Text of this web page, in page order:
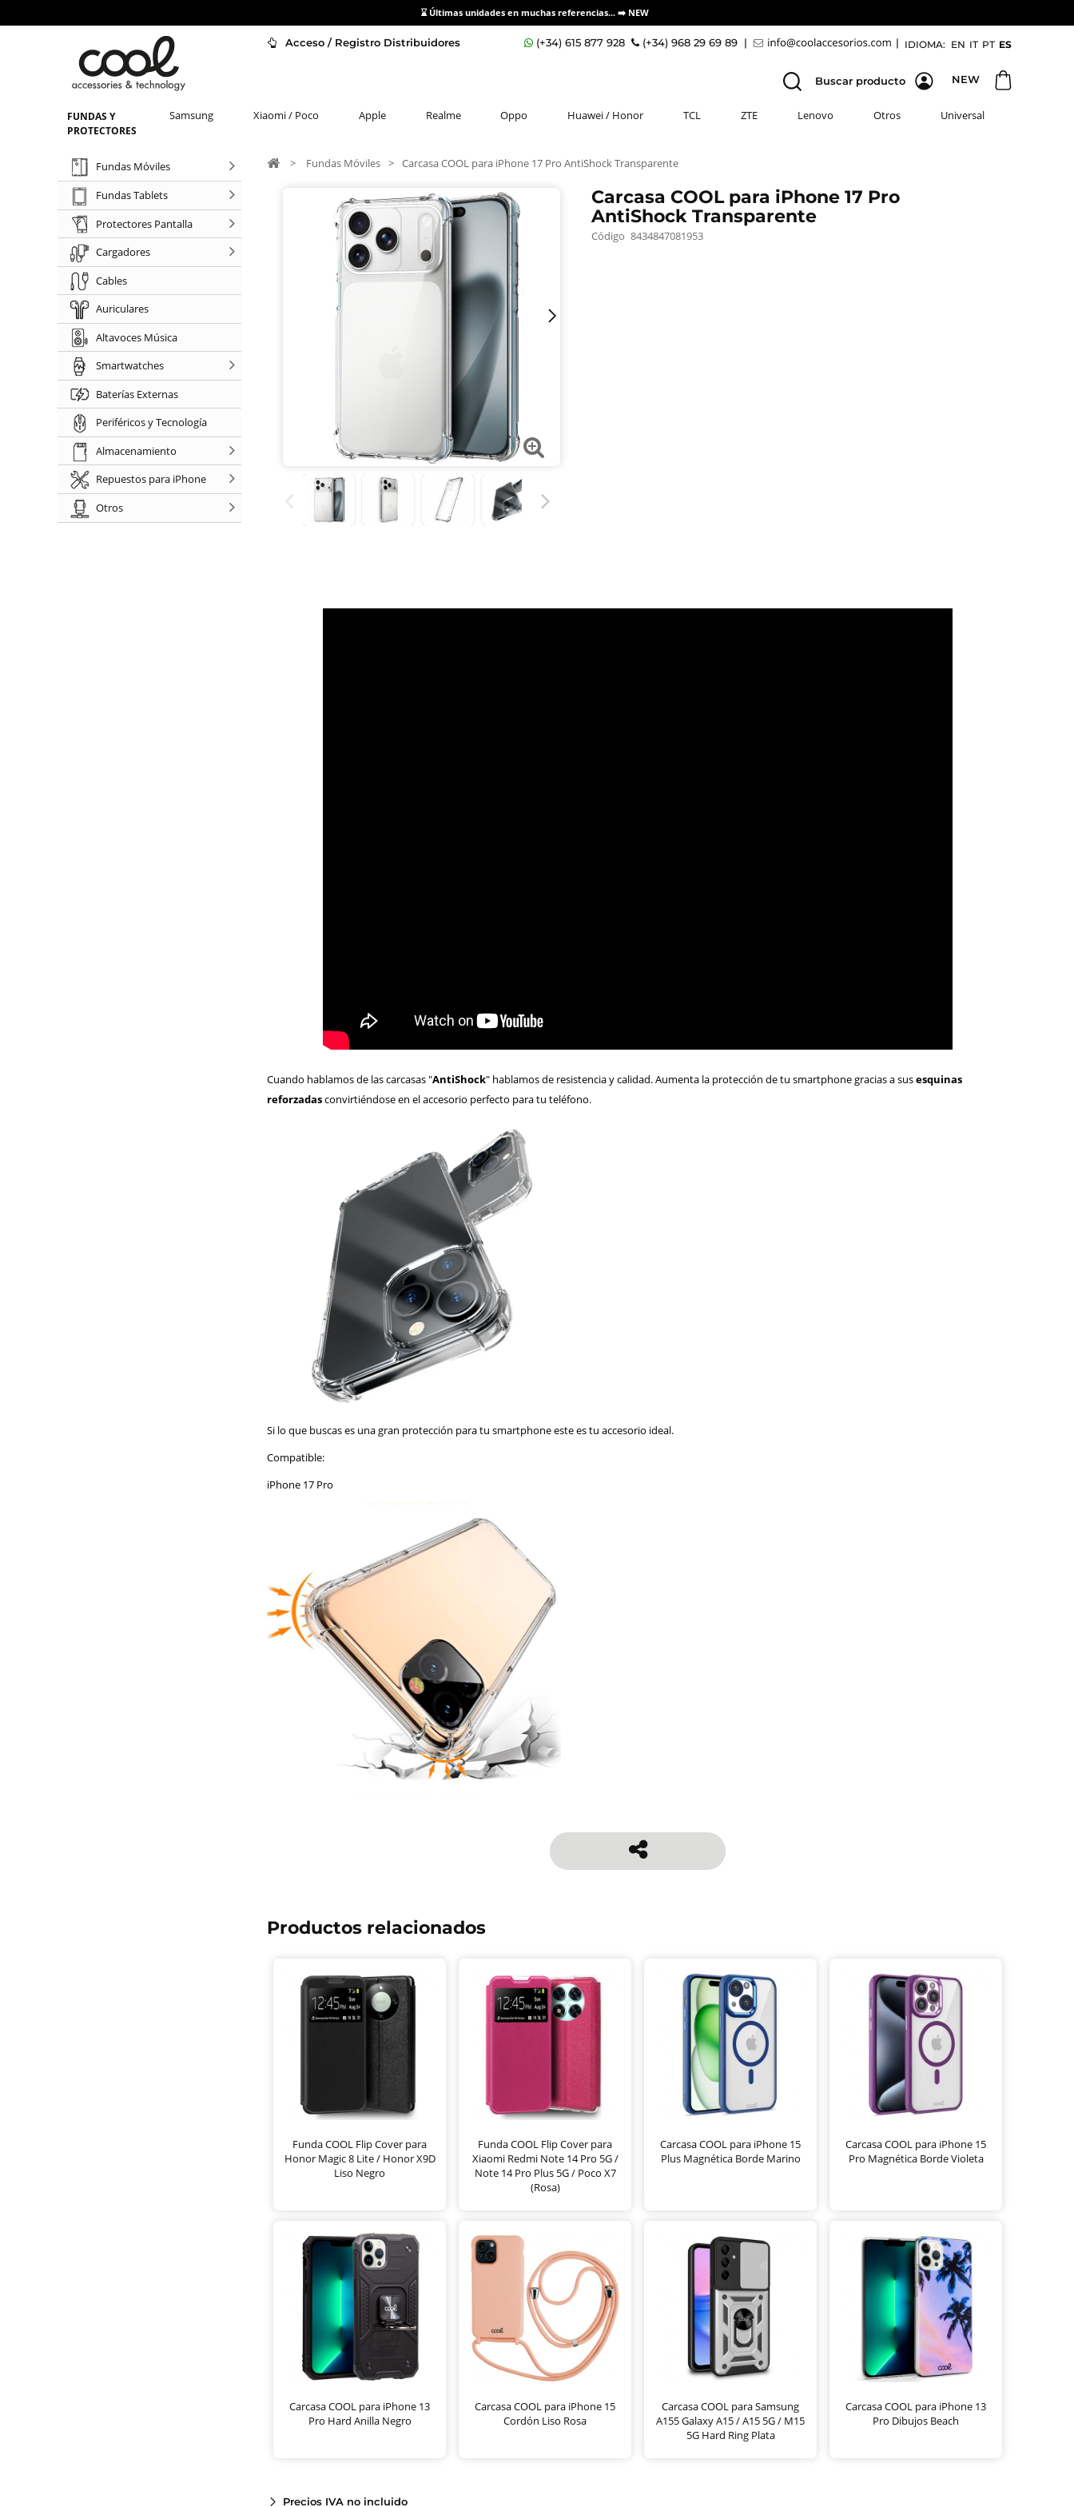
⌛ Últimas unidades en muchas referencias... ➡️ NEW
Acceso / Registro Distribuidores IDIOMA: EN IT PT ES
(+34) 615 877 928 (+34) 968 29 69 89 | |
NEW
Buscar producto
FUNDAS Y
PROTECTORES
Samsung Xiaomi / Poco Apple Realme Oppo Huawei / Honor TCL ZTE Lenovo Otros Universal
Fundas Móviles
Fundas Tablets
Protectores Pantalla
Cargadores
Cables
Auriculares
Altavoces Música
Smartwatches
Baterías Externas
Periféricos y Tecnología
Almacenamiento
Repuestos para iPhone
Otros
> Fundas Móviles > Carcasa COOL para iPhone 17 Pro AntiShock Transparente
Carcasa COOL para iPhone 17 Pro
AntiShock Transparente
Código 8434847081953
Cuando hablamos de las carcasas "AntiShock" hablamos de resistencia y calidad. Aumenta la protección de tu smartphone gracias a susesquinas
reforzadasconvirtiéndose en el accesorio perfecto para tu teléfono.
Si lo que buscas es una gran protección para tu smartphone este es tu accesorio ideal.
Compatible:
iPhone 17 Pro
Productos relacionados
Funda COOL Flip Cover para
Honor Magic 8 Lite / Honor X9D
Liso Negro
Funda COOL Flip Cover para
Xiaomi Redmi Note 14 Pro 5G /
Note 14 Pro Plus 5G / Poco X7
(Rosa)
Carcasa COOL para iPhone 15
Plus Magnética Borde Marino
Carcasa COOL para iPhone 15
Pro Magnética Borde Violeta
Carcasa COOL para iPhone 13
Pro Hard Anilla Negro
Carcasa COOL para iPhone 15
Cordón Liso Rosa
Carcasa COOL para Samsung
A155 Galaxy A15 / A15 5G / M15
5G Hard Ring Plata
Carcasa COOL para iPhone 13
Pro Dibujos Beach
Precios IVA no incluido